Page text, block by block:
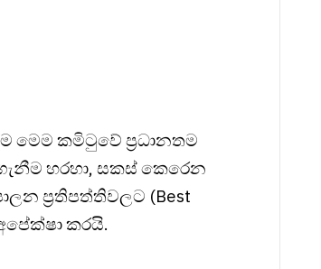
මෙම කමිටුවේ ප්‍රධානතම
හරහා, සකස් කෙරෙන
ප්‍රතිපත්තිවලට (Best
කරයි.